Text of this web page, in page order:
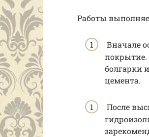
Работы
Вначале
болгарки
цемента.
После